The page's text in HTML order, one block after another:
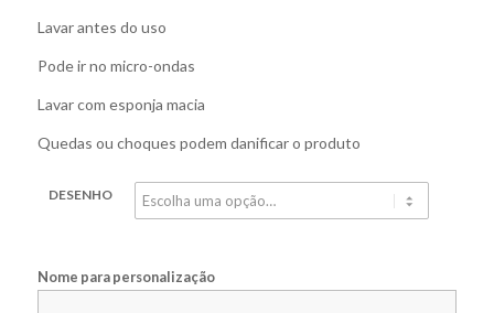
Lavar antes do uso
Pode ir no micro-ondas
Lavar com esponja macia
Quedas ou choques podem danificar o produto
DESENHO
Nome para personalização